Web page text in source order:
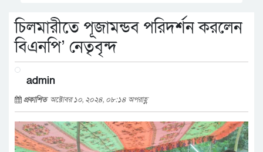
চিলমারীতে পূজামন্ডব পরিদর্শন করলেন
বিএনপি’ নেতৃবৃন্দ
admin
প্রকাশিত অক্টোবর ১০, ২০২৪, ০৮:১৪ অপরাহ্ণ